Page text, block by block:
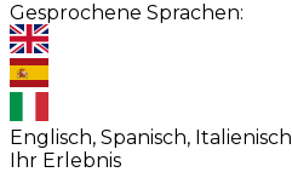
Gesprochene Sprachen:
Englisch, Spanisch, Italienisch
Ihr Erlebnis